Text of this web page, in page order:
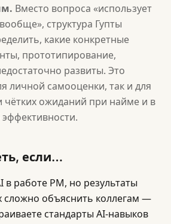
Вместо вопроса «использует
структура Гупты
какие конкретные
прототипирование,
развиты. Это
личной самооценки, так и для
чётких ожиданий при найме и в
если…
в работе PM, но результаты
сложно объяснить коллегам —
стандарты AI-навыков